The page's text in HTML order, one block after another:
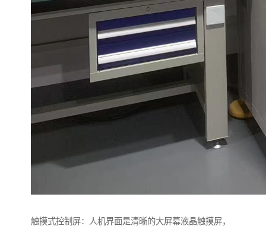
触摸式控制屏：人机界面是清晰的大屏幕液晶触摸屏，